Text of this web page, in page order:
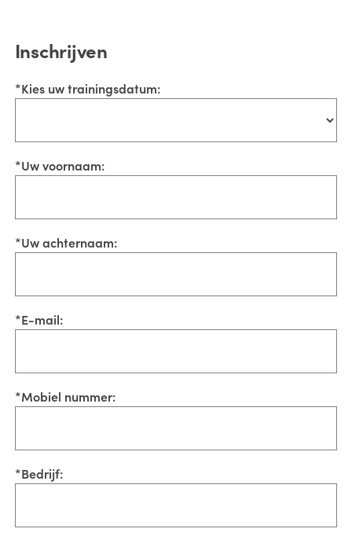
Inschrijven
*Kies uw trainingsdatum:
*Uw voornaam:
*Uw achternaam:
*E-mail:
*Mobiel nummer:
*Bedrijf: